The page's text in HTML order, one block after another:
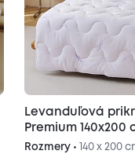
Levanduľová
Premium 140x200
Rozmery • 140 x 200